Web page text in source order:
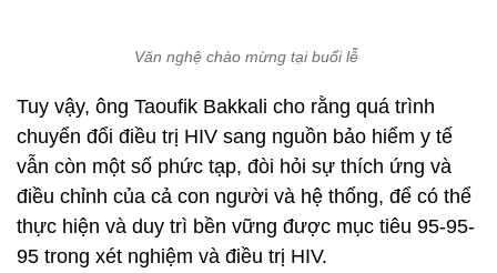
Văn nghệ chào mừng tại buổi lễ
Tuy vậy, ông Taoufik Bakkali cho rằng quá trình
chuyển đổi điều trị HIV sang nguồn bảo hiểm y tế
vẫn còn một số phức tạp, đòi hỏi sự thích ứng và
điều chỉnh của cả con người và hệ thống, để có thể
thực hiện và duy trì bền vững được mục tiêu 95-95-
95 trong xét nghiệm và điều trị HIV.